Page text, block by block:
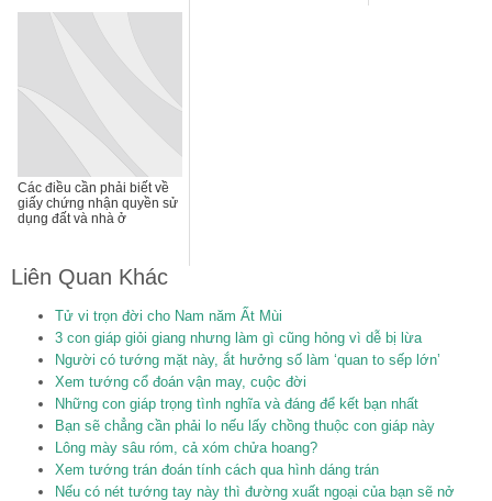
Các điều cần phải biết về
giấy chứng nhận quyền sử
dụng đất và nhà ở
Liên Quan Khác
Tử vi trọn đời cho Nam năm Ất Mùi
3 con giáp giỏi giang nhưng làm gì cũng hỏng vì dễ bị lừa
Người có tướng mặt này, ắt hưởng số làm ‘quan to sếp lớn’
Xem tướng cổ đoán vận may, cuộc đời
Những con giáp trọng tình nghĩa và đáng để kết bạn nhất
Bạn sẽ chẳng cần phải lo nếu lấy chồng thuộc con giáp này
Lông mày sâu róm, cả xóm chửa hoang?
Xem tướng trán đoán tính cách qua hình dáng trán
Nếu có nét tướng tay này thì đường xuất ngoại của bạn sẽ nở